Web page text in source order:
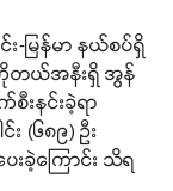
မြန်မာ နယ်စပ်ရှိ
တယ်အနီးရှိ အွန်
းနင်းခဲ့ရာ
း (၆၈၉) ဦး
းခဲ့ကြောင်း သိရ